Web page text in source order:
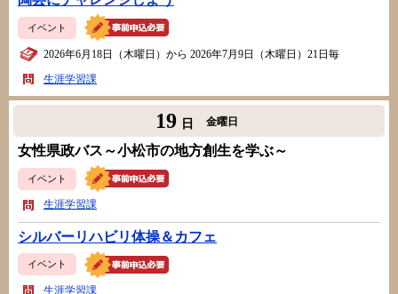
イベント
2026年6月18日（木曜日）から 2026年7月9日（木曜日）21日毎
生涯学習課
19 日 金曜日
女性県政バス～小松市の地方創生を学ぶ～
イベント
生涯学習課
シルバーリハビリ体操＆カフェ
イベント
生涯学習課